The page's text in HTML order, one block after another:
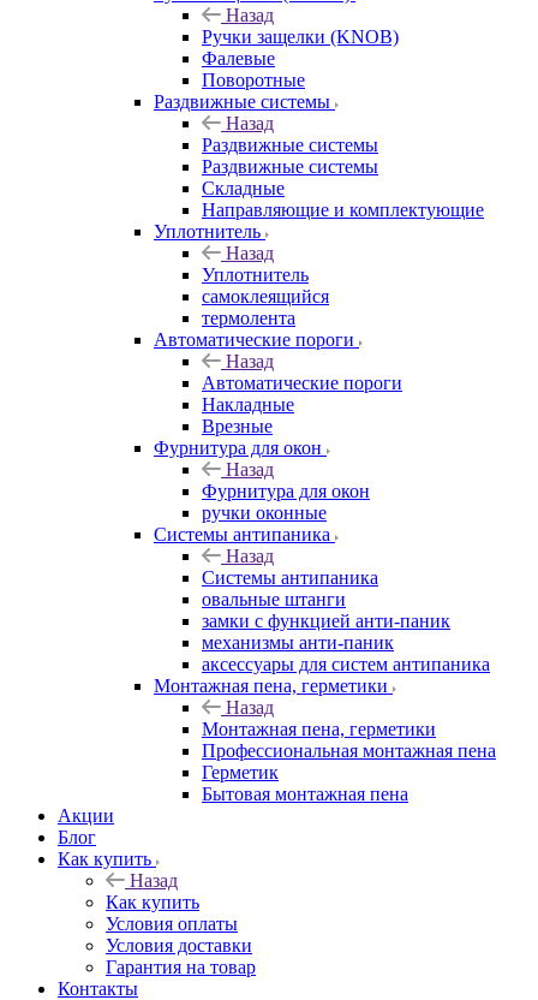
Назад
Ручки защелки (KNOB)
Фалевые
Поворотные
Раздвижные системы
Назад
Раздвижные системы
Раздвижные системы
Складные
Направляющие и комплектующие
Уплотнитель
Назад
Уплотнитель
самоклеящийся
термолента
Автоматические пороги
Назад
Автоматические пороги
Накладные
Врезные
Фурнитура для окон
Назад
Фурнитура для окон
ручки оконные
Системы антипаника
Назад
Системы антипаника
овальные штанги
замки с функцией анти-паник
механизмы анти-паник
аксессуары для систем антипаника
Монтажная пена, герметики
Назад
Монтажная пена, герметики
Профессиональная монтажная пена
Герметик
Бытовая монтажная пена
Акции
Блог
Как купить
Назад
Как купить
Условия оплаты
Условия доставки
Гарантия на товар
Контакты